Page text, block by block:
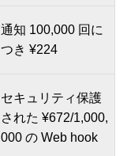
通知 100,000 回に
つき ¥224
セキュリティ保護
された ¥672/1,000,
000 の Web hook